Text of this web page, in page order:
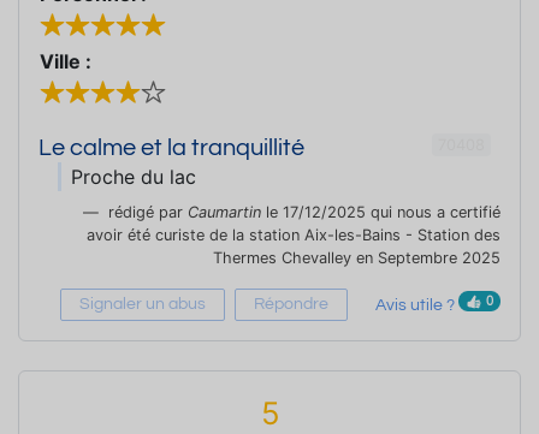
Ville :
Le calme et la tranquillité
Proche du lac
rédigé par Caumartin le 17/12/2025 qui nous a certifié
avoir été curiste de la station Aix-les-Bains - Station des
Thermes Chevalley en Septembre 2025
Signaler un abus Répondre Avis utile ? 0
5